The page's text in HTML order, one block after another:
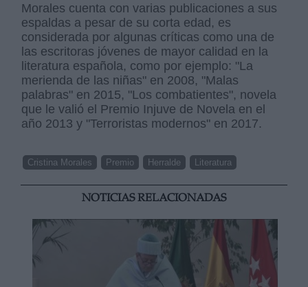
Morales cuenta con varias publicaciones a sus
espaldas a pesar de su corta edad, es
considerada por algunas críticas como una de
las escritoras jóvenes de mayor calidad en la
literatura española, como por ejemplo: "La
merienda de las niñas" en 2008, "Malas
palabras" en 2015, "Los combatientes", novela
que le valió el Premio Injuve de Novela en el
año 2013 y "Terroristas modernos" en 2017.
Cristina Morales Premio Herralde Literatura
NOTICIAS RELACIONADAS